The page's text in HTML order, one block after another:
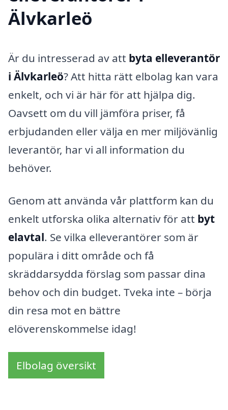
Älvkarleö
Är du intresserad av att byta elleverantör
i Älvkarleö? Att hitta rätt elbolag kan vara
enkelt, och vi är här för att hjälpa dig.
Oavsett om du vill jämföra priser, få
erbjudanden eller välja en mer miljövänlig
leverantör, har vi all information du
behöver.
Genom att använda vår plattform kan du
enkelt utforska olika alternativ för att byt
elavtal. Se vilka elleverantörer som är
populära i ditt område och få
skräddarsydda förslag som passar dina
behov och din budget. Tveka inte – börja
din resa mot en bättre
elöverenskommelse idag!
Elbolag översikt